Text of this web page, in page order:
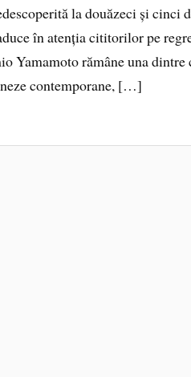
la douăzeci și cinci
în atenția cititorilor pe
Yamamoto rămâne una
contemporane, […]